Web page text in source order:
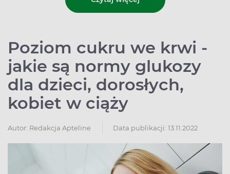
Poziom cukru we krwi -
jakie są normy glukozy
dla dzieci, dorosłych,
kobiet w ciąży
Autor: Redakcja Apteline Data publikacji: 13.11.2022